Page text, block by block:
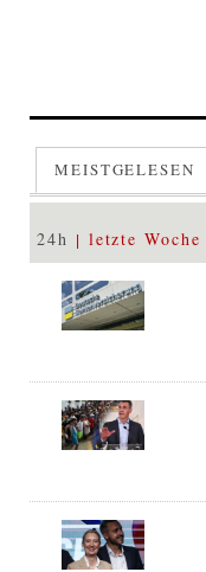
MEISTGELESEN
24h letzte Woche